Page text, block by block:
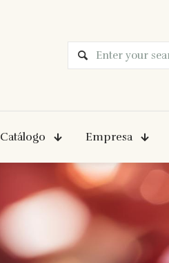
Catálogo Empresa